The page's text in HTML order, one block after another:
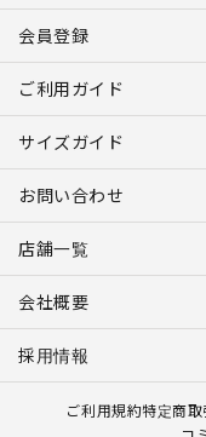
会員登録
ご利用ガイド
サイズガイド
お問い合わせ
店舗一覧
会社概要
採用情報
ご利用規約特定商